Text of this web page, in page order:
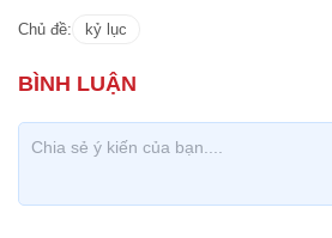
Chủ đề: kỷ lục